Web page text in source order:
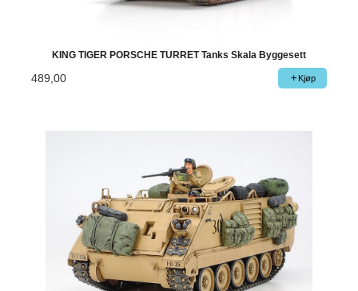
KING TIGER PORSCHE TURRET Tanks Skala Byggesett
489,00 Kjøp